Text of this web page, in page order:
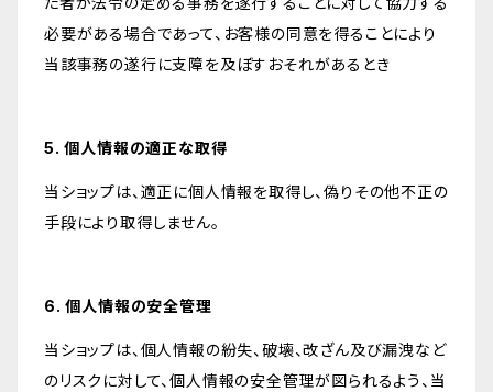
必要がある場合であって、お客様の同意を得ることにより
当該事務の遂行に支障を及ぼすおそれがあるとき
5. 個人情報の適正な取得
当ショップは、適正に個人情報を取得し、偽りその他不正の
手段により取得しません。
6. 個人情報の安全管理
当ショップは、個人情報の紛失、破壊、改ざん及び漏洩など
のリスクに対して、個人情報の安全管理が図られるよう、当